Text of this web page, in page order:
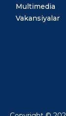
Multimedia
Vakansiyalar